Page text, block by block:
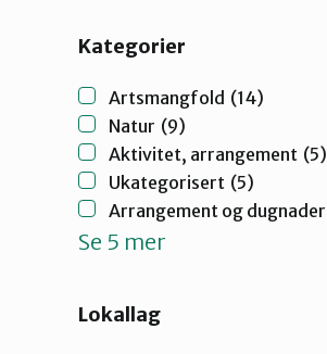
Oslo Øst
Vestby-Frogn
Kategorier
Artsmangfold (14)
Natur (9)
Aktivitet, arrangement (5)
Ukategorisert (5)
Arrangement og dugnader
Se 5 mer
Lokallag